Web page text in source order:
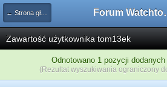
← Strona główna
Zawartość użytkownika tom13ek
Odnotowano 1 pozycji
(Rezultat wyszukiwania ograniczony